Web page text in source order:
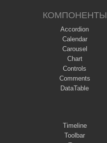
КОМПОНЕНТЫ
Accordion
Calendar
Carousel
Chart
Controls
Comments
DataTable
Timeline
Toolbar